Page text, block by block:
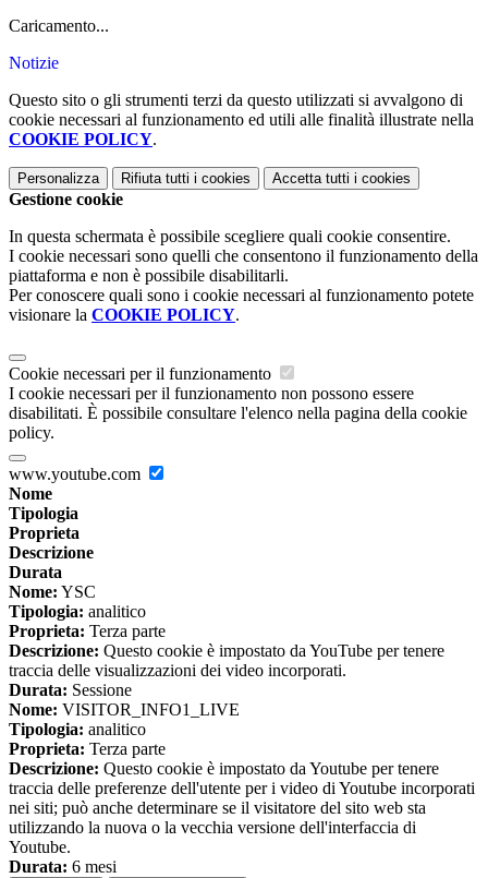
Caricamento...
Notizie
Questo sito o gli strumenti terzi da questo utilizzati si avvalgono di
cookie necessari al funzionamento ed utili alle finalità illustrate nella
COOKIE POLICY.
Personalizza Rifiuta tutti i cookies Accetta tutti i cookies
Gestione cookie
In questa schermata è possibile scegliere quali cookie consentire.
I cookie necessari sono quelli che consentono il funzionamento della
piattaforma e non è possibile disabilitarli.
Per conoscere quali sono i cookie necessari al funzionamento potete
visionare la COOKIE POLICY.
Cookie necessari per il funzionamento
I cookie necessari per il funzionamento non possono essere
disabilitati. È possibile consultare l'elenco nella pagina della cookie
policy.
www.youtube.com
Nome
Tipologia
Proprieta
Descrizione
Durata
Nome: YSC
Tipologia: analitico
Proprieta: Terza parte
Descrizione: Questo cookie è impostato da YouTube per tenere
traccia delle visualizzazioni dei video incorporati.
Durata: Sessione
Nome: VISITOR_INFO1_LIVE
Tipologia: analitico
Proprieta: Terza parte
Descrizione: Questo cookie è impostato da Youtube per tenere
traccia delle preferenze dell'utente per i video di Youtube incorporati
nei siti; può anche determinare se il visitatore del sito web sta
utilizzando la nuova o la vecchia versione dell'interfaccia di
Youtube.
Durata: 6 mesi